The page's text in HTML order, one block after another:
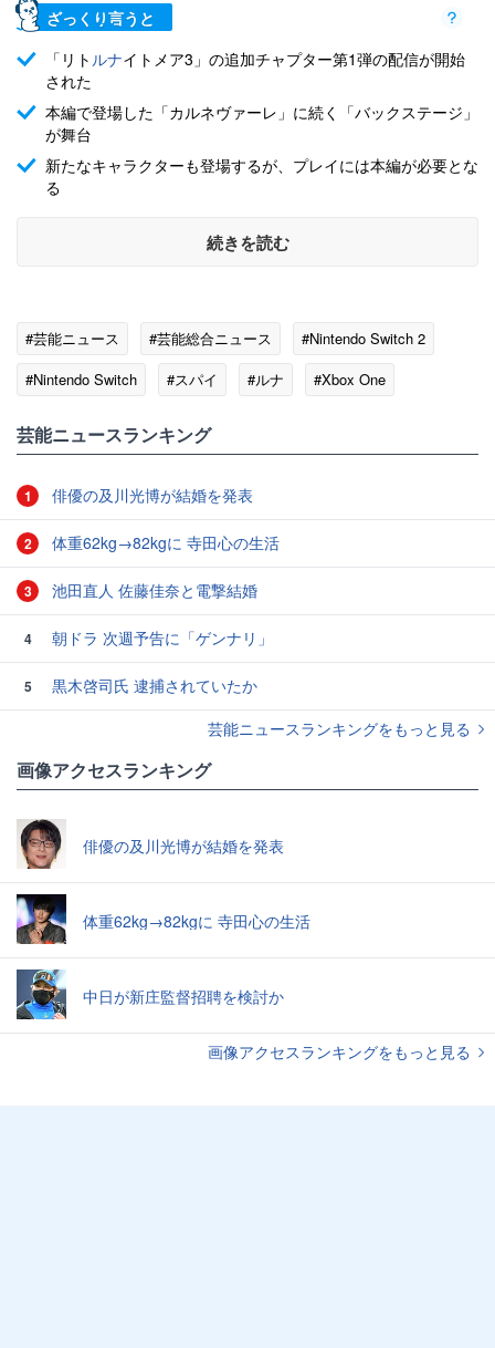
ざっくり言うと
「リト ルナイトメア3」の追加チャプター第1弾の配信が開始
された
本編で登場した「カルネヴァーレ」に続く「バックステージ」
が舞台
新たなキャラクターも登場するが、プレイには本編が必要とな
る
続きを読む
#芸能ニュース #芸能総合ニュース
#Nintendo Switch 2
#Nintendo Switch
#スパイ #ルナ
#Xbox One
芸能ニュースランキング
1 俳優の及川光博が結婚を発表
2 体重62kg→82kgに 寺田心の生活
3 池田直人 佐藤佳奈と電撃結婚
4 朝ドラ 次週予告に「ゲンナリ」
5
黒木啓司氏 逮捕されていたか
芸能ニュースランキングをもっと見る
画像アクセスランキング
俳優の及川光博が結婚を発表
体重62kg→82kgに 寺田心の生活
中日が新庄監督招聘を検討か
画像アクセスランキングをもっと見る